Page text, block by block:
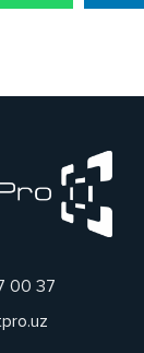
00 37